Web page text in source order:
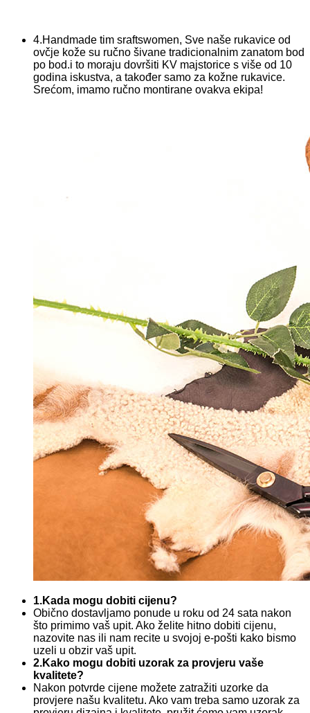
4.Handmade tim sraftswomen, Sve naše rukavice od
ovčje kože su ručno šivane tradicionalnim zanatom bod
po bod.i to moraju dovršiti KV majstorice s više od 10
godina iskustva, a također samo za kožne rukavice.
Srećom, imamo ručno montirane ovakva ekipa!
1.Kada mogu dobiti cijenu?
Obično dostavljamo ponude u roku od 24 sata nakon
što primimo vaš upit. Ako želite hitno dobiti cijenu,
nazovite nas ili nam recite u svojoj e-pošti kako bismo
uzeli u obzir vaš upit.
2.Kako mogu dobiti uzorak za provjeru vaše
kvalitete?
Nakon potvrde cijene možete zatražiti uzorke da
provjere našu kvalitetu. Ako vam treba samo uzorak za